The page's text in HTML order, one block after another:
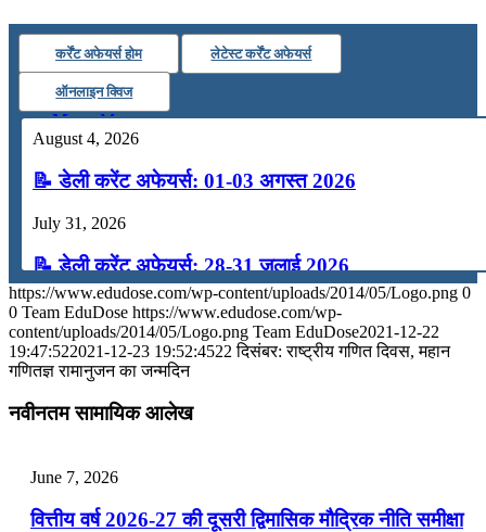
टुडेज जीके
Menu Menu
कर्रेंट अफेयर्स होम लेटेस्ट कर्रेंट अफेयर्स
ऑनलाइन क्विज
August 4, 2026
📝 डेली करेंट अफेयर्स: 01-03 अगस्त 2026
July 31, 2026
📝 डेली करेंट अफेयर्स: 28-31 जुलाई 2026
July 28, 2026
📝 डेली करेंट अफेयर्स: 25-27 जुलाई 2026
July 22, 2026
📝 डेली करेंट अफेयर्स: 19-21 जुलाई 2026
https://www.edudose.com/wp-content/uploads/2014/05/Logo.png 0
0 Team EduDose https://www.edudose.com/wp-
content/uploads/2014/05/Logo.png Team EduDose2021-12-22
19:47:522021-12-23 19:52:4522 दिसंबर: राष्ट्रीय गणित दिवस, महान
गणितज्ञ रामानुजन का जन्मदिन
नवीनतम सामायिक आलेख
June 7, 2026
वित्तीय वर्ष 2026-27 की दूसरी द्विमासिक मौद्रिक नीति समीक्षा